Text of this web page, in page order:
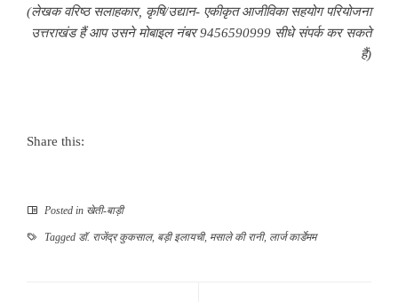
(लेखक वरिष्‍ठ सलाहकार, कृषि/उद्यान- एकीकृत आजीविका सहयोग परियोजना
उत्तराखंड हैं आप उसने मोबाइल नंबर 9456590999 सीधे संपर्क कर सकते
हैं)
Share this:
Posted in खेती-बाड़ी
Tagged डॉ. राजेंद्र कुकसाल, बड़ी इलायची, मसाले की रानी, लार्ज कार्डेमम